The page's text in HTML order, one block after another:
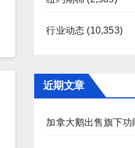
行业动态 (10,353)
近期文章
加拿大鹅出售旗下